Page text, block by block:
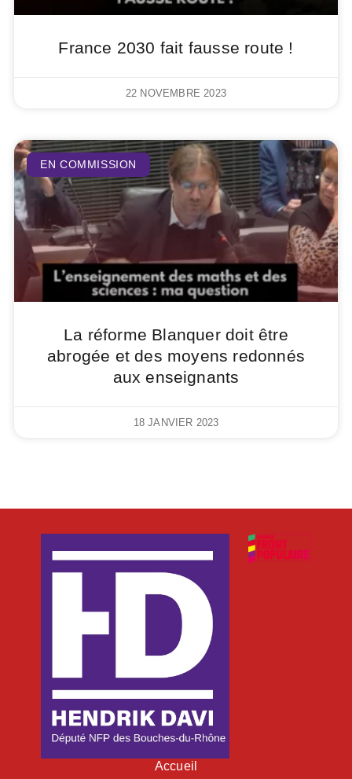
France 2030 fait fausse route !
22 NOVEMBRE 2023
EN COMMISSION
La réforme Blanquer doit être
abrogée et des moyens redonnés
aux enseignants
18 JANVIER 2023
Accueil